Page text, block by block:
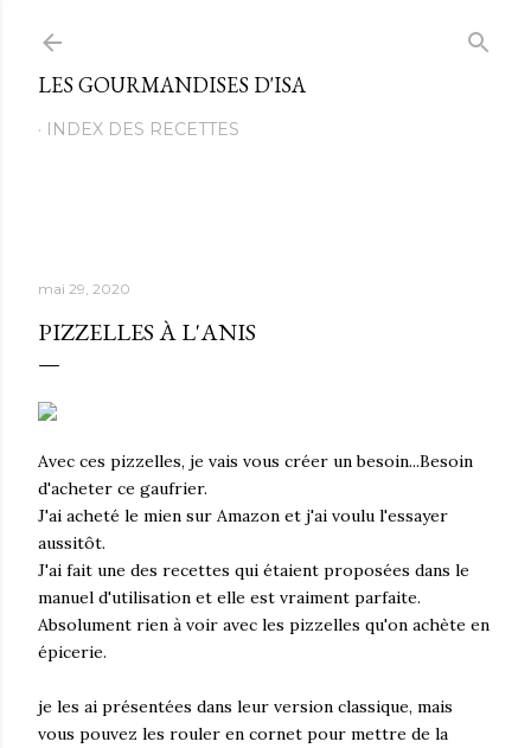
LES GOURMANDISES D'ISA
INDEX DES RECETTES
mai 29, 2020
PIZZELLES À L'ANIS
Avec ces pizzelles, je vais vous créer un besoin...Besoin
d'acheter ce gaufrier.
J'ai acheté le mien sur Amazon et j'ai voulu l'essayer
aussitôt.
J'ai fait une des recettes qui étaient proposées dans le
manuel d'utilisation et elle est vraiment parfaite.
Absolument rien à voir avec les pizzelles qu'on achète en
épicerie.
je les ai présentées dans leur version classique, mais
vous pouvez les rouler en cornet pour mettre de la